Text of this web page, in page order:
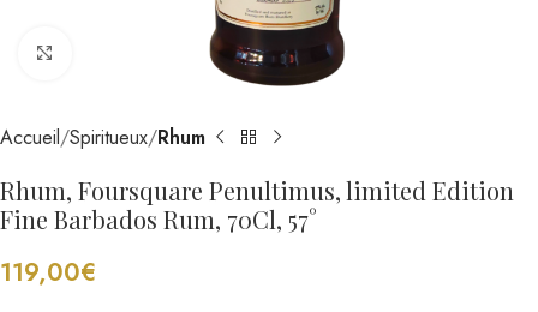
Cliquez pour agrandir
Accueil Spiritueux Rhum
Rhum, Foursquare Penultimus, limited Edition
Fine Barbados Rum, 70Cl, 57°
119,00€